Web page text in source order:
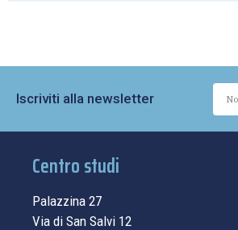
Iscriviti alla newsletter
Centro studi
Palazzina 27
Via di San Salvi 12